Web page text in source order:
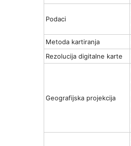
Podaci
Metoda kartiranja
Rezolucija digitalne karte
Geografijska projekcija